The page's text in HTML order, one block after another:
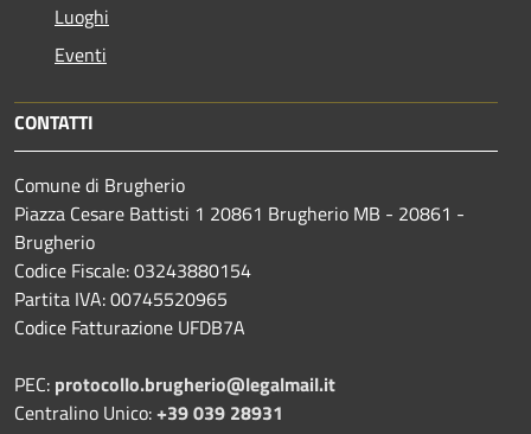
Luoghi
Eventi
CONTATTI
Comune di Brugherio
Piazza Cesare Battisti 1 20861 Brugherio MB - 20861 -
Brugherio
Codice Fiscale: 03243880154
Partita IVA: 00745520965
Codice Fatturazione UFDB7A
PEC: protocollo.brugherio@legalmail.it
Centralino Unico:+39 039 28931